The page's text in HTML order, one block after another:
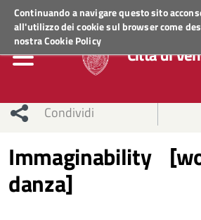
Continuando a navigare questo sito
all'utilizzo dei cookie sul browser come
nostraCookie Policy
Regione VenetoACCEDI AI SERVIZI
Città di
Condividi
Immaginability
danza]